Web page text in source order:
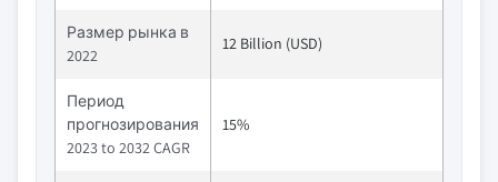
Размер рынка в
2022
12 Billion (USD)
Период
прогнозирования
2023 to 2032 CAGR
15%